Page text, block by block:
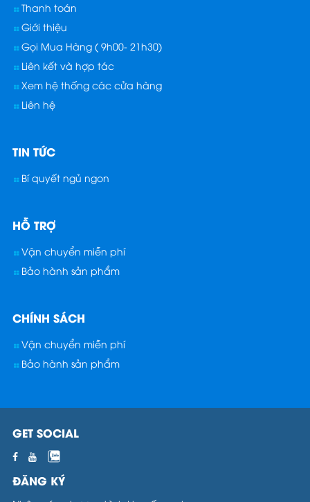
Thanh toán
Giới thiệu
Gọi Mua Hàng ( 9h00- 21h30)
Liên kết và hợp tác
Xem hệ thống các cửa hàng
Liên hệ
TIN TỨC
Bí quyết ngủ ngon
HỖ TRỢ
Vận chuyển miễn phí
Bảo hành sản phẩm
CHÍNH SÁCH
Vận chuyển miễn phí
Bảo hành sản phẩm
GET SOCIAL
ĐĂNG KÝ